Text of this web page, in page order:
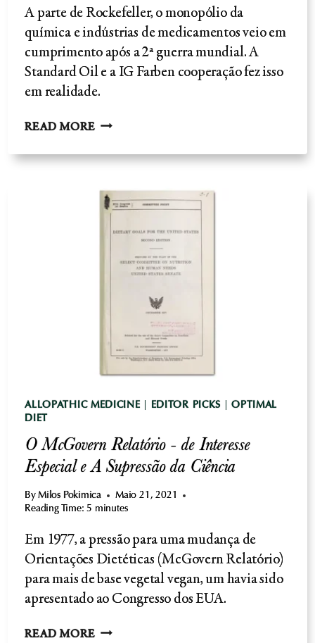
A parte de Rockefeller, o monopólio da
química e indústrias de medicamentos veio em
cumprimento após a 2ª guerra mundial. A
Standard Oil e a IG Farben cooperação fez isso
em realidade.
READ MOREA
DA
FARMÁCIA
ALLOPATHIC MEDICINE EDITOR PICKS |OPTIMAL
DIET
O McGovern Relatório - de Interesse
Especial e A Supressão da Ciência
By Milos Pokimica
Maio 21, 2021
Reading Time: 5 minutes
Em 1977, a pressão para uma mudança de
Orientações Dietéticas (McGovern Relatório)
para mais de base vegetal vegan, um havia sido
apresentado ao Congresso dos EUA.
READ MOREO